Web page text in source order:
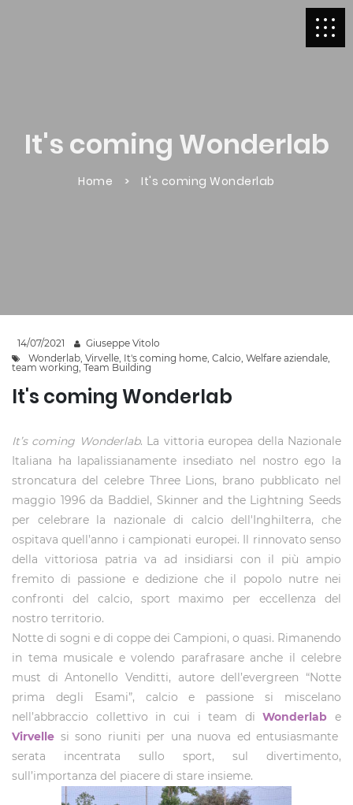
It's coming Wonderlab
Home It's coming Wonderlab
14/07/2021
Giuseppe Vitolo
Wonderlab, Virvelle, It's coming home, Calcio, Welfare aziendale,
team working, Team Building
It's coming Wonderlab
It’s coming Wonderlab. La vittoria europea della Nazionale
Italiana ha lapalissianamente insediato nel nostro ego la
stroncatura del celebre Three Lions, brano pubblicato nel
maggio 1996 da Baddiel, Skinner and the Lightning Seeds
per celebrare la nazionale di calcio dell'Inghilterra, che
ospitava quell’anno i campionati europei. Il rinnovato senso
della vittoriosa patria va ad insidiarsi con il più ampio
fremito di passione e dedizione che il popolo nutre nei
confronti del calcio, sport maximo per eccellenza del
nostro territorio.
Notte di sogni e di coppe dei Campioni, o quasi. Rimanendo
in tema musicale e volendo parafrasare anche il celebre
must di Antonello Venditti, autore dell’evergreen “Notte
prima degli Esami”, calcio e passione si miscelano
nell’abbraccio collettivo in cui i team diWonderlab
e
Virvelle si sono riuniti per una nuova ed entusiasmante
serata incentrata sullo sport, sul divertimento,
sull’importanza del piacere di stare insieme.